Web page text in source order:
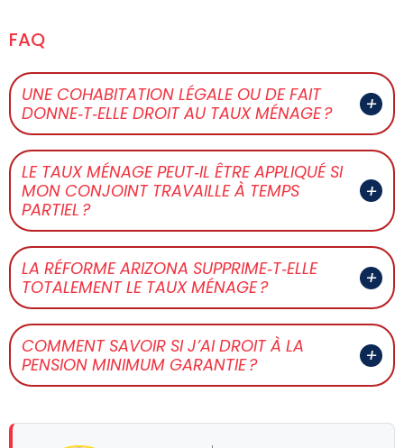
FAQ
UNE COHABITATION LÉGALE OU DE FAIT
DONNE‑T‑ELLE DROIT AU TAUX MÉNAGE ?
LE TAUX MÉNAGE PEUT‑IL ÊTRE APPLIQUÉ SI
MON CONJOINT TRAVAILLE À TEMPS
PARTIEL ?
LA RÉFORME ARIZONA SUPPRIME‑T‑ELLE
TOTALEMENT LE TAUX MÉNAGE ?
COMMENT SAVOIR SI J’AI DROIT À LA
PENSION MINIMUM GARANTIE ?